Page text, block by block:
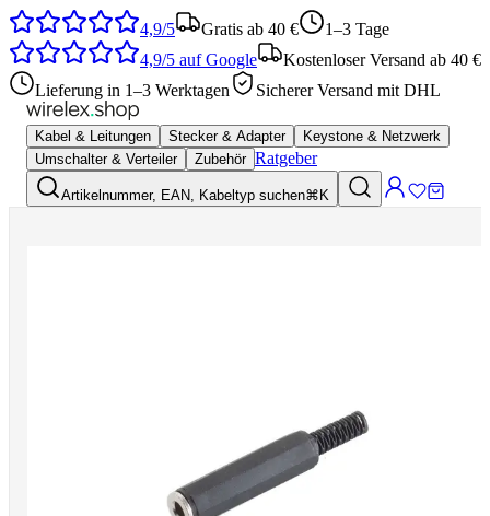
4,9/5 Gratis ab 40 €
1–3 Tage
4,9/5 auf Google
Kostenloser Versand ab 40 €
Lieferung in 1–3 Werktagen
Sicherer Versand mit DHL
Kabel & Leitungen Stecker & Adapter
Keystone & Netzwerk
Umschalter & Verteiler
Zubehör Ratgeber
Artikelnummer, EAN, Kabeltyp suchen⌘K